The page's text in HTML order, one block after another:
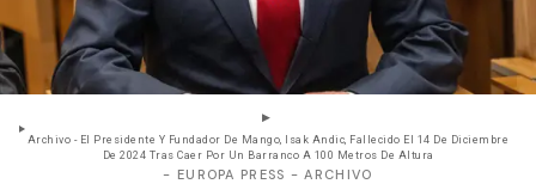
Archivo - El Presidente Y Fundador De Mango, Isak Andic, Fallecido El 14 De Diciembre
De 2024 Tras Caer Por Un Barranco A 100 Metros De Altura
- EUROPA PRESS - ARCHIVO